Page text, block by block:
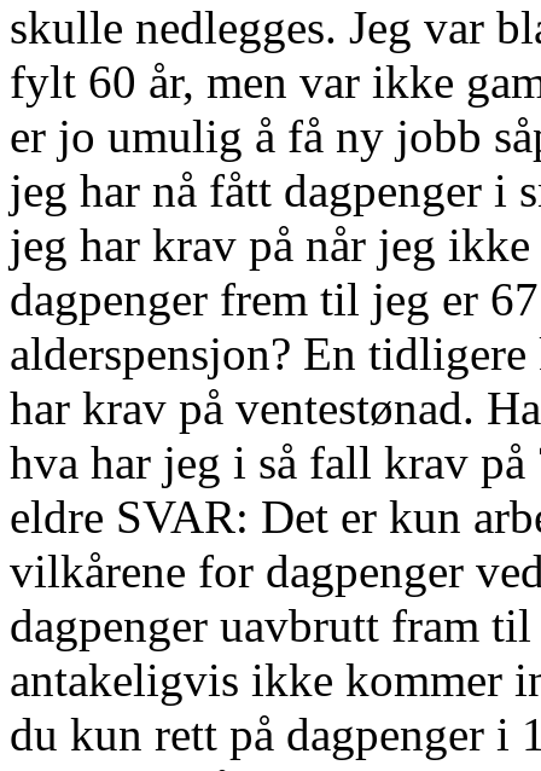
skulle nedlegges. Jeg var
fylt 60 år, men var ikke
er jo umulig å få ny jobb
jeg har nå fått dagpenger i
jeg har krav på når jeg
dagpenger frem til jeg er
alderspensjon? En
har krav på ventestønad.
hva har jeg i så fall krav
eldre SVAR: Det er kun
vilkårene for dagpenger
dagpenger uavbrutt fram
antakeligvis ikke kommer
du kun rett på dagpenger i